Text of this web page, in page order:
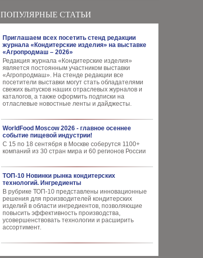
ПОПУЛЯРНЫЕ СТАТЬИ
Приглашаем всех посетить стенд редакции
журнала «Кондитерские изделия» на выставке
«Агропродмаш – 2026»
Редакция журнала «Кондитерские изделия»
является постоянным участником выставки
«Агропродмаш». На стенде редакции все
посетители выставки могут стать обладателями
свежих выпусков наших отраслевых журналов и
каталогов, а также оформить подписки на
отласлевые новостные ленты и дайджесты.
WorldFood Moscow 2026 - главное осеннее
событие пищевой индустрии!
С 15 по 18 сентября в Москве соберутся 1100+
компаний из 30 стран мира и 60 регионов России
ТОП-10 Новинки рынка кондитерских
технологий. Ингредиенты
В рубрике ТОП-10 представлены инновационные
решения для производителей кондитерских
изделий в области ингредиентов, позволяющие
повысить эффективность производства,
усовершенствовать технологии и расширить
ассортимент.